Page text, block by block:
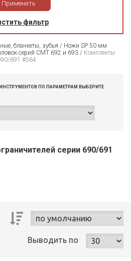
Применить
фильтр
бланкеты, зубья / Ножи SP 50 мм
серий CMT 692 и 693 / Комплекты
691 #564
ПО ПАРАМЕТРАМ ВЫБЕРИТЕ
серии 690/691
Выводить по